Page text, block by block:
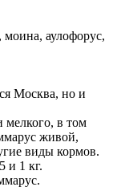
аулофорус,
Москва, но и
в том
живой,
виды кормов.
и 1 кг.